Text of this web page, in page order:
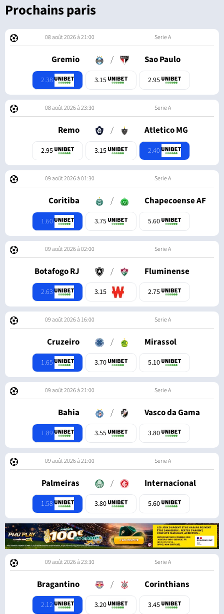
Prochains paris
08 août 2026 à 21:00 Serie A
Gremio / Sao Paulo
2.38 3.15 2.95
08 août 2026 à 23:30 Serie A
Remo / Atletico MG
2.95 3.15 2.40
09 août 2026 à 01:30 Serie A
Coritiba / Chapecoense AF
1.60 3.75 5.60
09 août 2026 à 02:00 Serie A
Botafogo RJ / Fluminense
2.63 3.15 2.75
09 août 2026 à 16:00 Serie A
Cruzeiro / Mirassol
1.65 3.70 5.10
09 août 2026 à 21:00 Serie A
Bahia / Vasco da Gama
1.89 3.55 3.80
09 août 2026 à 21:00 Serie A
Palmeiras / Internacional
1.58 3.80 5.60
09 août 2026 à 23:30 Serie A
Bragantino / Corinthians
2.12 3.20 3.45